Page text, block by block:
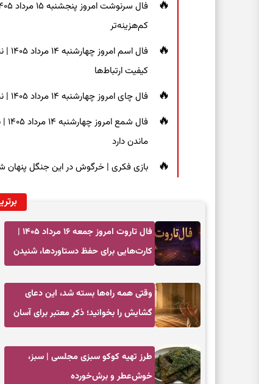
کم‌هزینه‌تر
کیفیت ارتباط‌ها
فال چای امروز چهارشنبه ۱۴ مرداد ۱۴۰۵ | نشانه‌هایی برای دیدن جزئیات و انتخاب راه‌های کم‌دردسر
ماندن دارد
بازی فکری | خرگوش در این جنگل پنهان شده؛ فقط ۷ ثانیه برای
فال تاروت امروز جمعه ۱۶ مرداد ۱۴۰۵ |
کارت‌هایی برای حفظ دستاوردها، شنیدن
وقتی همه راه‌ها بسته شد، این دعای
گشایش را بخوانید؛ ذکر معتبر برای آسان
طرز تهیه کوکو سبزی مجلسی | سبز،
خوش‌عطر و برش‌خورده